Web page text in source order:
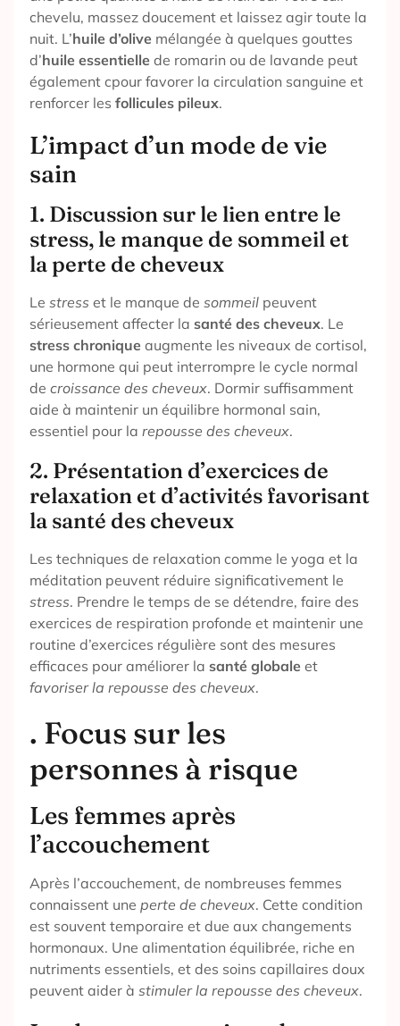
chevelu, massez doucement et laissez agir toute la
nuit. L’huile d’olive mélangée à quelques gouttes
d’huile essentielle de romarin ou de lavande peut
également cpour favorer la circulation sanguine et
renforcer les follicules pileux.
L’impact d’un mode de vie
sain
1. Discussion sur le lien entre le
stress, le manque de sommeil et
la perte de cheveux
Le stress et le manque de sommeilpeuvent
sérieusement affecter la santé des cheveux. Le
stress chronique augmente les niveaux de cortisol,
une hormone qui peut interrompre le cycle normal
de croissance des cheveux. Dormir suffisamment
aide à maintenir un équilibre hormonal sain,
essentiel pour la repousse des cheveux.
2. Présentation d’exercices de
relaxation et d’activités favorisant
la santé des cheveux
Les techniques de relaxation comme le yoga et la
méditation peuvent réduire significativement le
stress. Prendre le temps de se détendre, faire des
exercices de respiration profonde et maintenir une
routine d’exercices régulière sont des mesures
efficaces pour améliorer la santé globale et
favoriser la repousse des cheveux.
. Focus sur les
personnes à risque
Les femmes après
l’accouchement
Après l’accouchement, de nombreuses femmes
connaissent une perte de cheveux. Cette condition
est souvent temporaire et due aux changements
hormonaux. Une alimentation équilibrée, riche en
nutriments essentiels, et des soins capillaires doux
peuvent aider à stimuler la repousse des cheveux.